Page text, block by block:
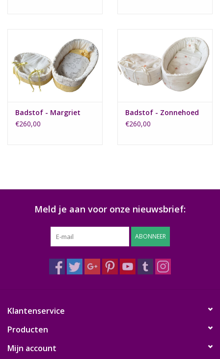
Badstof - Margriet
€260,00
Badstof - Zonnehoed
€260,00
Meld je aan voor onze nieuwsbrief:
ABONNEER
Klantenservice
Producten
Mijn account